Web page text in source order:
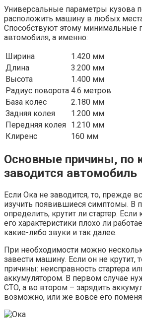
Универсальные параметры кузова
расположить машину в любых
Способствуют этому минимальные
автомобиля, а именно:
Ширина
1.420 мм
Длина
3.200 мм
Высота
1.400 мм
Радиус поворота 4.6 метров
База колес
2.180 мм
Задняя колея
1.200 мм
Передняя колея 1.210 мм
Клиренс
160 мм
Основные причины, по
заводится автомобиль
Если Ока не заводится, то, прежде
изучить появившиеся симптомы. В
определить, крутит ли стартер. Если
его характеристики плохо ли
какие-либо звуки и так далее.
При необходимости можно
завести машину. Если он не крутит,
причины: неисправность стартера
аккумулятором. В первом случае
СТО, а во втором – зарядить
возможно, или же вовсе его